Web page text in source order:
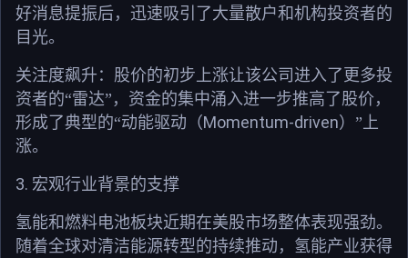
好消息提振后，迅速吸引了大量散户和机构投资者的
目光。
关注度飙升：股价的初步上涨让该公司进入了更多投
资者的“雷达”，资金的集中涌入进一步推高了股价，
形成了典型的“动能驱动（Momentum-driven）”上
涨。
3. 宏观行业背景的支撑
氢能和燃料电池板块近期在美股市场整体表现强劲。
随着全球对清洁能源转型的持续推动，氢能产业获得